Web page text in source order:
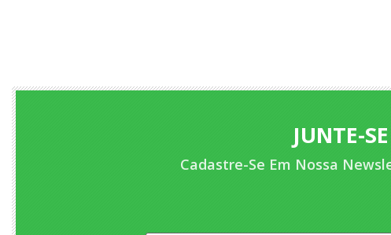
JUNTE-
Cadastre-Se Em Nossa